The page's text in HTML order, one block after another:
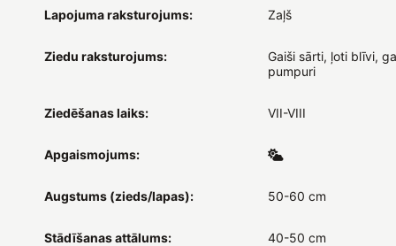
Lapojuma raksturojums: Zaļš
Ziedu raksturojums:
Gaiši sārti, ļoti blīvi,
pumpuri
Ziedēšanas laiks: VII-VIII
Apgaismojums:
Augstums (zieds/lapas): 50-60 cm
Stādīšanas attālums: 40-50 cm